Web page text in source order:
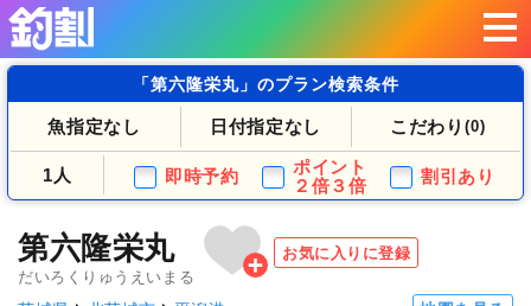
「第六隆栄丸」のプラン検索条件
魚指定なし 日付指定なし こだわり (0)
1人 即時予約
ポイント
２倍３倍
割引あり
第六隆栄丸
だいろくりゅうえいまる
お気に入りに登録